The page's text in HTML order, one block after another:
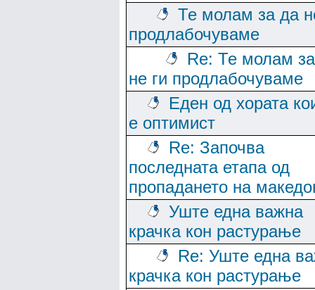
Те молам за да
продлабочуваме
Re: Те молам
не ги продлабочуваме
Еден од хората
е оптимист
Re: Започва
последната етапа од
пропадането на
Уште една важна
крачка кон растурање
Re: Уште една
крачка кон растурање